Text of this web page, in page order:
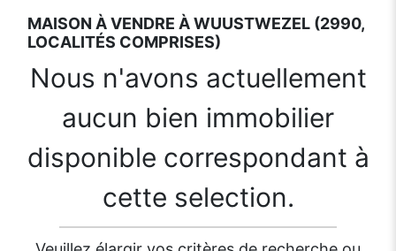
MAISON À VENDRE À WUUSTWEZEL (2990,
LOCALITÉS COMPRISES)
Nous n'avons actuellement
aucun bien immobilier
disponible correspondant à
cette selection.